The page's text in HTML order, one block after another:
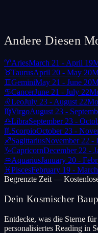
Andere Diesen
♈AriesMarch 21 - April 19
♉TaurusApril 20 - May 20
♊GeminiMay 21 - June 20
♋CancerJune 21 - July 22
♌LeoJuly 23 - August 22
♍VirgoAugust 23 -
♎LibraSeptember 23 -
♏ ScorpioOctober 23 -
♐SagittariusNovember 22 -
♑CapricornDecember 22 -
♒AquariusJanuary 20 -
♓PiscesFebruary 19 -
Begrenzte Zeit —
Dein Kosmischer
Entdecke, was die Sterne
personalisiertes Reading in